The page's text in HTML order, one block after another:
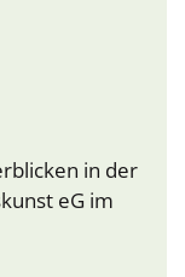
in der
eG im